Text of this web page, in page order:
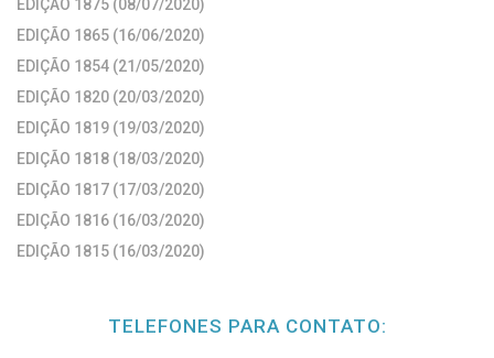
EDIÇÃO 1875 (08/07/2020)
EDIÇÃO 1865 (16/06/2020)
EDIÇÃO 1854 (21/05/2020)
EDIÇÃO 1820 (20/03/2020)
EDIÇÃO 1819 (19/03/2020)
EDIÇÃO 1818 (18/03/2020)
EDIÇÃO 1817 (17/03/2020)
EDIÇÃO 1816 (16/03/2020)
EDIÇÃO 1815 (16/03/2020)
TELEFONES PARA CONTATO: